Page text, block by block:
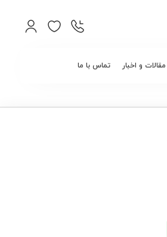
مقالات و اخبار تماس با ما